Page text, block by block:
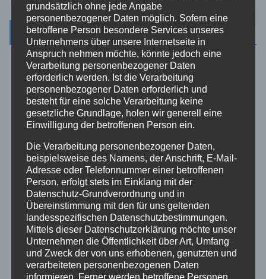
Kategorien
Aktuelles
Allgemein
Altenkirchen
Bundespolizei
Feuerwehr
Hilfsorganisationen
Mayen-Koblenz
grundsätzlich ohne jede Angabe
personenbezogener Daten möglich. Sofern eine
betroffene Person besondere Services unseres
Unternehmens über unsere Internetseite in
Anspruch nehmen möchte, könnte jedoch eine
Verarbeitung personenbezogener Daten
erforderlich werden. Ist die Verarbeitung
personenbezogener Daten erforderlich und
besteht für eine solche Verarbeitung keine
gesetzliche Grundlage, holen wir generell eine
Einwilligung der betroffenen Person ein.
Die Verarbeitung personenbezogener Daten,
beispielsweise des Namens, der Anschrift, E-Mail-
Adresse oder Telefonnummer einer betroffenen
Person, erfolgt stets im Einklang mit der
Datenschutz-Grundverordnung und in
Übereinstimmung mit den für uns geltenden
landesspezifischen Datenschutzbestimmungen.
Mittels dieser Datenschutzerklärung möchte unser
Unternehmen die Öffentlichkeit über Art, Umfang
und Zweck der von uns erhobenen, genutzten und
verarbeiteten personenbezogenen Daten
informieren. Ferner werden betroffene Personen